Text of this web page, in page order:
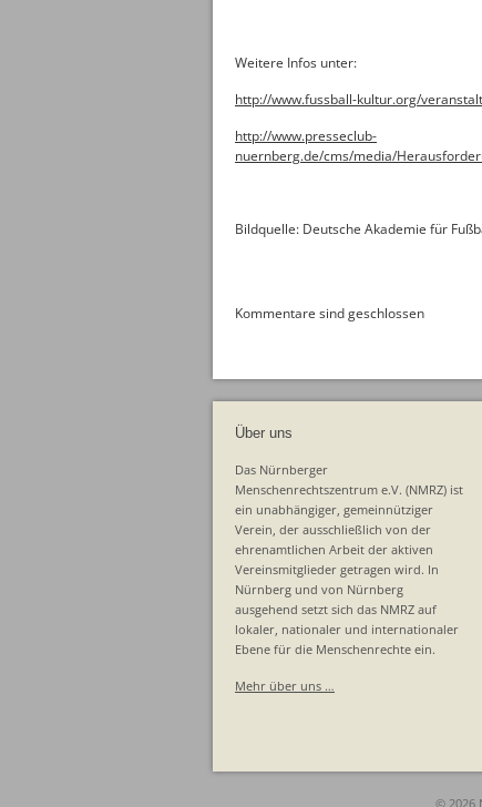
Weitere Infos unter:
http://www.fussball-kultur.org/
http://www.presseclub-
nuernberg.de/cms/media/
Bildquelle: Deutsche Akademie für
Kommentare sind geschlossen
Über uns
Das Nürnberger
Menschenrechtszentrum e.V. (NMRZ) ist
ein unabhängiger, gemeinnütziger
Verein, der ausschließlich von der
ehrenamtlichen Arbeit der aktiven
Vereinsmitglieder getragen wird. In
Nürnberg und von Nürnberg
ausgehend setzt sich das NMRZ auf
lokaler, nationaler und internationaler
Ebene für die Menschenrechte ein.
Mehr über uns …
© 2026